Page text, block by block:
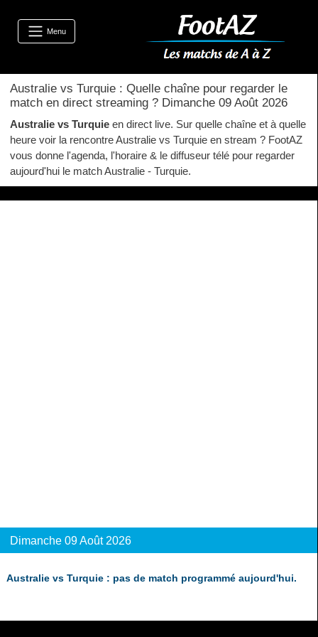
Australie vs Turquie : Quelle chaîne pour regarder le
match en direct streaming ? Dimanche 09 Août 2026
Australie vs Turquie en direct live. Sur quelle chaîne et à quelle
heure voir la rencontre Australie vs Turquie en stream ? FootAZ
vous donne l'agenda, l'horaire & le diffuseur télé pour regarder
aujourd'hui le match Australie - Turquie.
Dimanche 09 Août 2026
Australie vs Turquie : pas de match programmé aujourd'hui.
Menu